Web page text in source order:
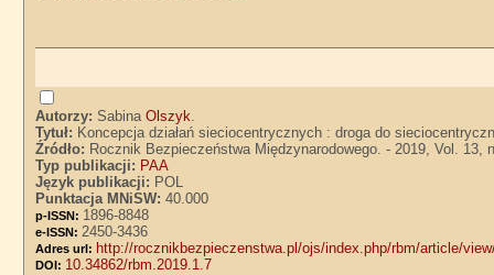
Autorzy:SabinaOlszyk.
Tytuł: Koncepcja działań sieciocentrycznych : droga do
Źródło: Rocznik Bezpieczeństwa Międzynarodowego. - 2019, Vol. 13,
Typ publikacji: PAA
Język publikacji: POL
Punktacja MNiSW:40.000
p-ISSN: 1896-8848
e-ISSN: 2450-3436
Adres url: http://rocznikbezpieczenstwa.pl/ojs/index.php/rbm/article/
DOI: 10.34862/rbm.2019.1.7